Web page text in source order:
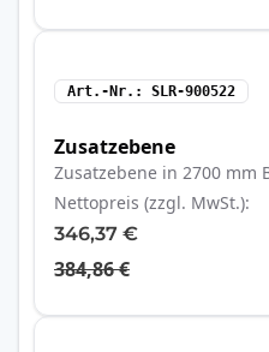
Art.-Nr. SLR-900522
Zusatzebene
Zusatzebene in 2700 mm
Nettopreis (zzgl. MwSt.)
346,37 €
384,86 €